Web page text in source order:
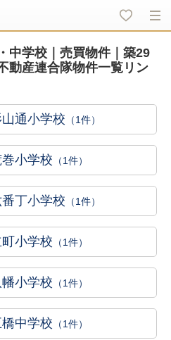
中学校｜売買物件｜築29
動産連合隊物件一覧リン
通小学校 （1件）
小学校 （1件）
丁小学校 （1件）
小学校 （1件）
小学校 （1件）
中学校 （1件）